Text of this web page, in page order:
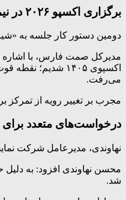
برگزاری اکسپو ۲۰۲۶ در نیمه دوم مهرماه
دومین دستور کار جلسه به «شیراز اکسپو ۲۰۲۶
می‌رفت.
مجرب بر تغییر رویه از تمرکز
درخواست‌های متعدد
نهاوندی، مدیرعامل شرکت
محسن نهاوندی افزود: به دلیل
شد.